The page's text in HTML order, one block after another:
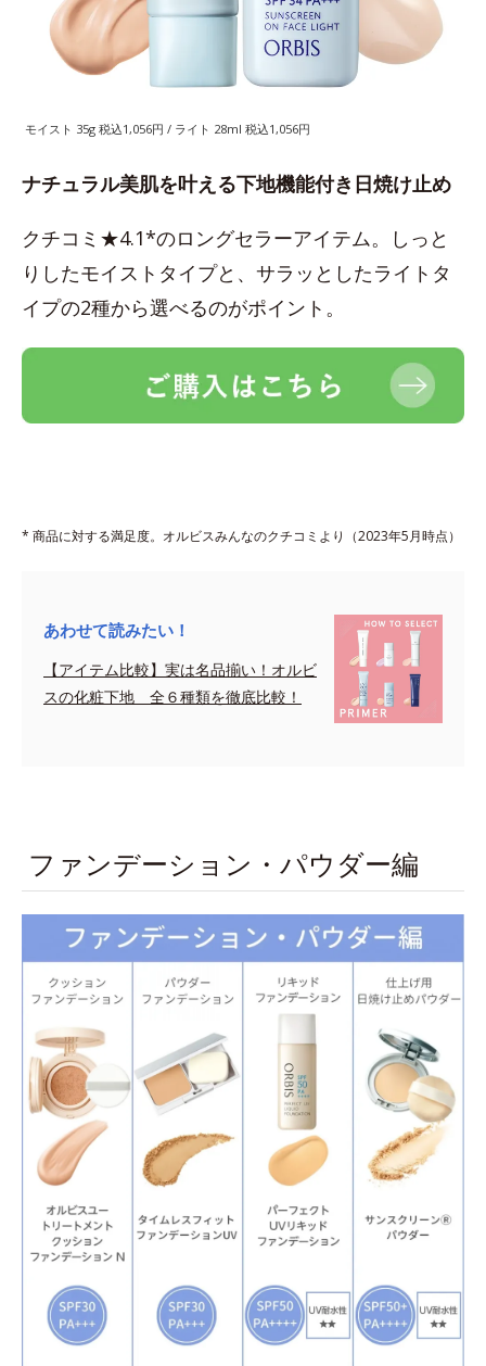
モイスト 35g 税込1,056円 / ライト 28ml 税込1,056円
ナチュラル美肌を叶える下地機能付き日焼け止め
クチコミ★4.1*のロングセラーアイテム。しっと
りしたモイストタイプと、サラッとしたライトタ
イプの2種から選べるのがポイント。
* 商品に対する満足度。オルビスみんなのクチコミより（2023年5月時点）
あわせて読みたい！
【アイテム比較】実は名品揃い！オルビ
スの化粧下地 全６種類を徹底比較！
ファンデーション・パウダー編